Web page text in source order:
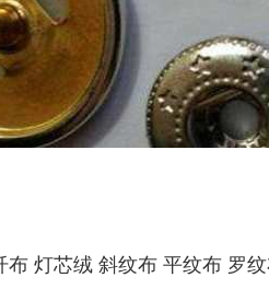
灯芯绒 斜纹布 平纹布 罗